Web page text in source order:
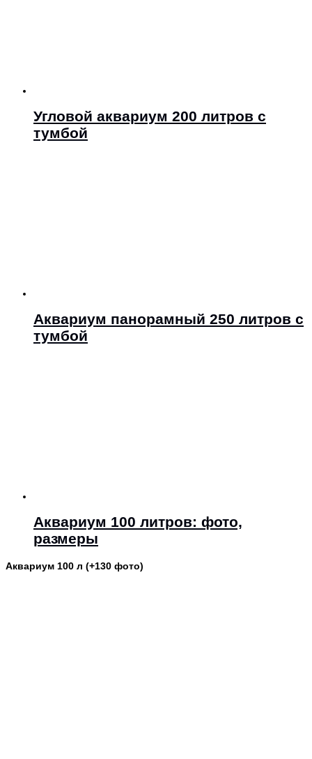
Угловой аквариум 200 литров с
тумбой
Аквариум панорамный 250 литров с
тумбой
Аквариум 100 литров: фото,
размеры
Аквариум 100 л (+130 фото)